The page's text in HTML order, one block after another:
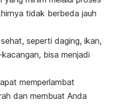
tidak berbeda jauh
seperti daging, ikan,
bisa menjadi
memperlambat
dan membuat Anda